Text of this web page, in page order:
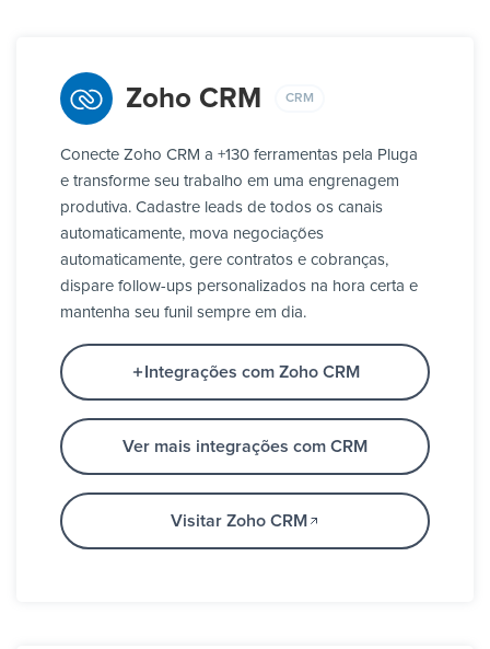
Zoho CRM CRM
Conecte Zoho CRM a +130 ferramentas pela Pluga
e transforme seu trabalho em uma engrenagem
produtiva. Cadastre leads de todos os canais
automaticamente, mova negociações
automaticamente, gere contratos e cobranças,
dispare follow-ups personalizados na hora certa e
mantenha seu funil sempre em dia.
Integrações com Zoho CRM
Ver mais integrações com CRM
Visitar Zoho CRM